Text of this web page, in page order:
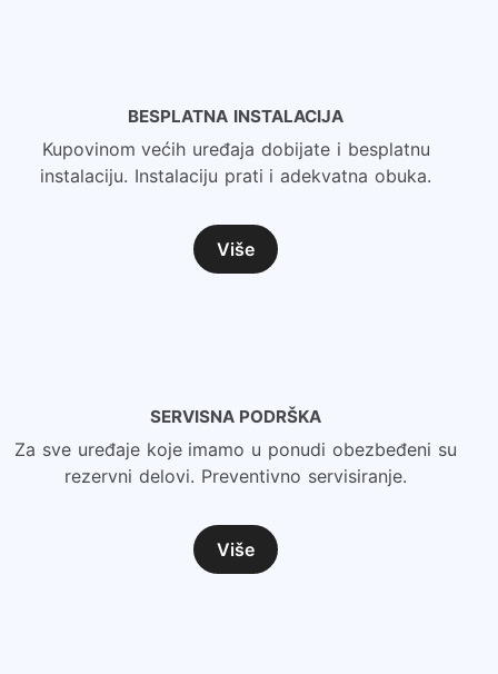
BESPLATNA INSTALACIJA
Kupovinom većih uređaja dobijate i besplatnu
instalaciju. Instalaciju prati i adekvatna obuka.
Više
SERVISNA PODRŠKA
Za sve uređaje koje imamo u ponudi obezbeđeni su
rezervni delovi. Preventivno servisiranje.
Više